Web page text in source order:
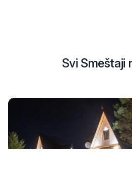
Svi Smeštaji